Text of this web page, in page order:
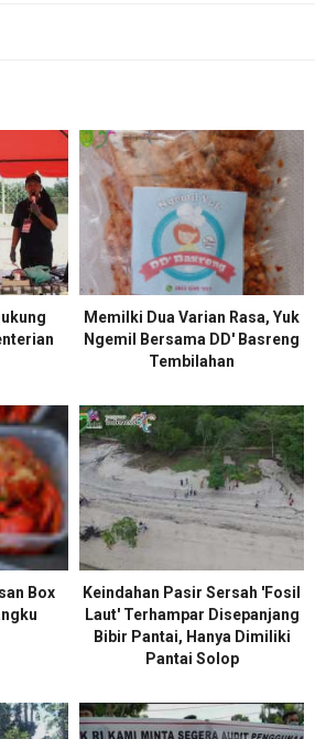
Memilki Dua Varian Rasa, Yuk
Ngemil Bersama DD' Basreng
Tembilahan
Box
Keindahan Pasir Sersah 'Fosil
Laut' Terhampar Disepanjang
Bibir Pantai, Hanya Dimiliki
Pantai Solop